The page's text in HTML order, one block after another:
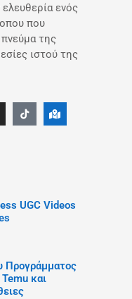
ενός
που
της
ιστού της
UGC Videos
Προγράμματος
και